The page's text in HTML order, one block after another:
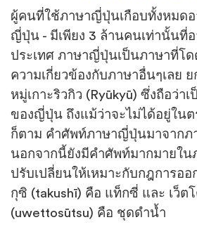
ผู้คนที่ใช้ภาษาญี่ปุ่นเกือบทั้งหมดอ
ญี่ปุ่น - มีเพียง 3 ล้านคนเท่านั้นที่
ประเทศ ภาษาญี่ปุ่นเป็นภาษาที่โด
ความเกี่ยวข้องกับภาษาอื่นๆเลย
หมู่เกาะริวกิว (Ryūkyū) ซึ่งถือว่า
ของญี่ปุ่น ถึงแม้ว่าจะไม่ได้อยู่ในต
ก็ตาม คำศัพท์ภาษาญี่ปุ่นมาจากภ
นอกจากนี้ยังมีคำศัพท์มากมายใน
ปรับเปลี่ยนให้เหมาะกับกฎการอ
กุซิ (takushī) คือ แท็กซี่ และ เว็ต
(uwettosūtsu) คือ ชุดดำน้ำ